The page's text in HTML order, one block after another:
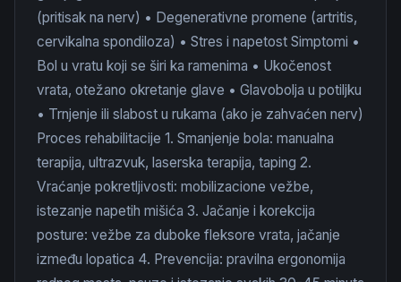
(pritisak na nerv) • Degenerativne promene (artritis,
cervikalna spondiloza) • Stres i napetost Simptomi •
Bol u vratu koji se širi ka ramenima • Ukočenost
vrata, otežano okretanje glave • Glavobolja u potiljku
• Trnjenje ili slabost u rukama (ako je zahvaćen nerv)
Proces rehabilitacije 1. Smanjenje bola: manualna
terapija, ultrazvuk, laserska terapija, taping 2.
Vraćanje pokretljivosti: mobilizacione vežbe,
istezanje napetih mišića 3. Jačanje i korekcija
posture: vežbe za duboke fleksore vrata, jačanje
između lopatica 4. Prevencija: pravilna ergonomija